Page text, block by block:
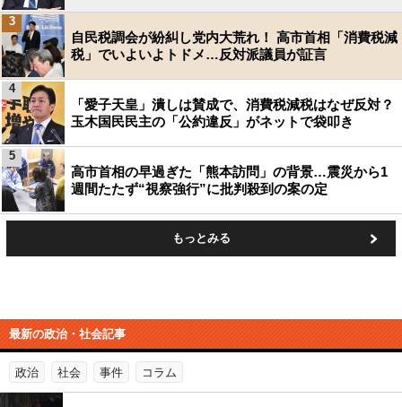
自民税調会が紛糾し党内大荒れ！ 高市首相「消費税減
税」でいよいよトドメ…反対派議員が証言
3
「愛子天皇」潰しは賛成で、消費税減税はなぜ反対？
玉木国民民主の「公約違反」がネットで袋叩き
4
高市首相の早過ぎた「熊本訪問」の背景…震災から1
週間たたず“視察強行”に批判殺到の案の定
5
もっとみる
最新の政治・社会記事
政治 社会 事件 コラム